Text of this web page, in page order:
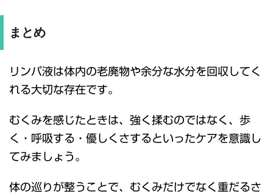
まとめ
リンパ液は体内の老廃物や余分な水分を回収してく
れる大切な存在です。
むくみを感じたときは、強く揉むのではなく、歩
く・呼吸する・優しくさするといったケアを意識し
てみましょう。
体の巡りが整うことで、むくみだけでなく重だるさ